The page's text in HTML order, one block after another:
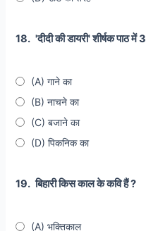
18. 'दीदी की डायरी' शीर्षक पाठ
(A) गाने का
(B) नाचने का
(C) बजाने का
(D) पिकनिक का
19. बिहारी किस काल के कवि हैं ?
(A) भक्तिकाल